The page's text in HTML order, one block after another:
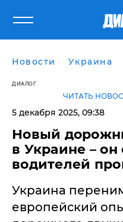
Новости Украина
ДИАЛОГ
ЧИТАТЬ
5 декабря 2025, 09:38
Новый
в Украине –
водителей
Украина
европейский